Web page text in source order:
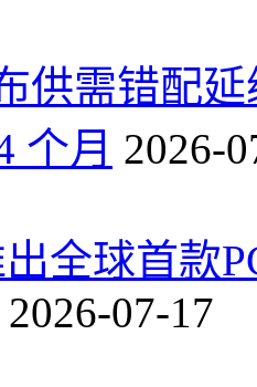
供需错配
个月 2026-
出全球首款
2026-07-17